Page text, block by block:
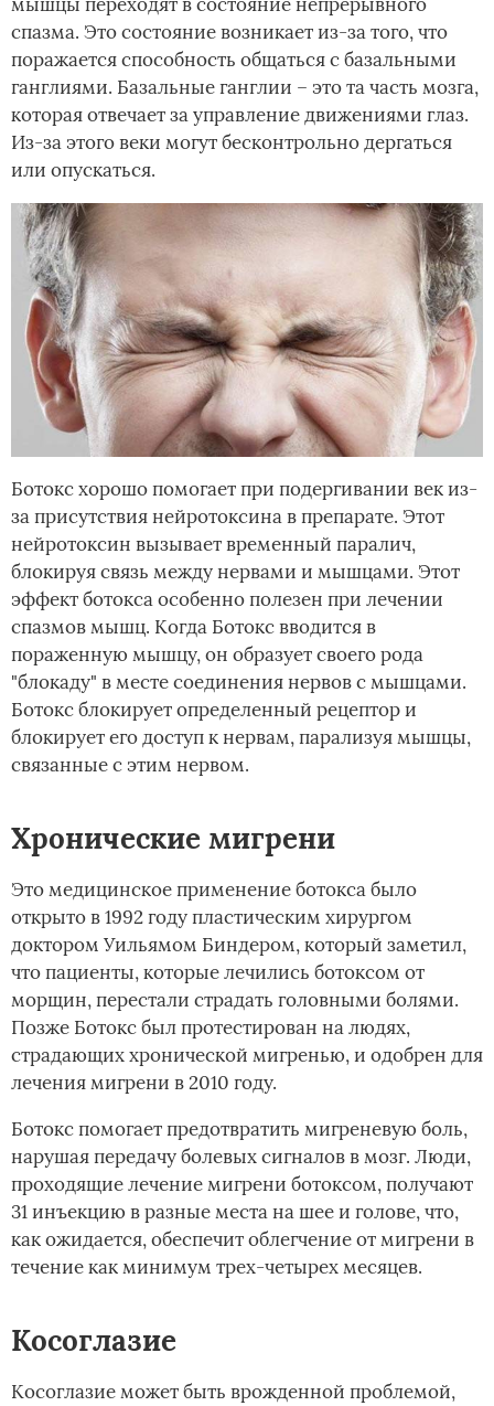
спазма. Это состояние возникает из-за того, что
поражается способность общаться с базальными
ганглиями. Базальные ганглии – это та часть мозга,
которая отвечает за управление движениями глаз.
Из-за этого веки могут бесконтрольно дергаться
или опускаться.
Ботокс хорошо помогает при подергивании век из-
за присутствия нейротоксина в препарате. Этот
нейротоксин вызывает временный паралич,
блокируя связь между нервами и мышцами. Этот
эффект ботокса особенно полезен при лечении
спазмов мышц. Когда Ботокс вводится в
пораженную мышцу, он образует своего рода
"блокаду" в месте соединения нервов с мышцами.
Ботокс блокирует определенный рецептор и
блокирует его доступ к нервам, парализуя мышцы,
связанные с этим нервом.
Хронические мигрени
Это медицинское применение ботокса было
открыто в 1992 году пластическим хирургом
доктором Уильямом Биндером, который заметил,
что пациенты, которые лечились ботоксом от
морщин, перестали страдать головными болями.
Позже Ботокс был протестирован на людях,
страдающих хронической мигренью, и одобрен для
лечения мигрени в 2010 году.
Ботокс помогает предотвратить мигреневую боль,
нарушая передачу болевых сигналов в мозг. Люди,
проходящие лечение мигрени ботоксом, получают
31 инъекцию в разные места на шее и голове, что,
как ожидается, обеспечит облегчение от мигрени в
течение как минимум трех-четырех месяцев.
Косоглазие
Косоглазие может быть врожденной проблемой,